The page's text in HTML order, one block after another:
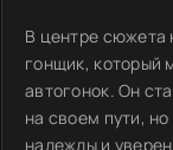
В центре сюжета
гонщик, который
автогонок. Он
на своем пути,
надежды и